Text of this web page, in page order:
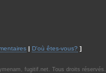
| D'où êtes-vous? ]
fugitif.net. Tous droits réservés.